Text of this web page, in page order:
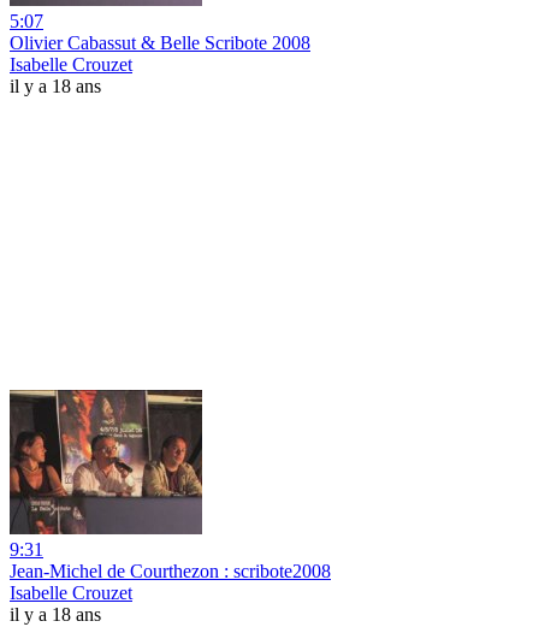
5:07
Olivier Cabassut & Belle Scribote 2008
Isabelle Crouzet
il y a 18 ans
9:31
Jean-Michel de Courthezon : scribote2008
Isabelle Crouzet
il y a 18 ans